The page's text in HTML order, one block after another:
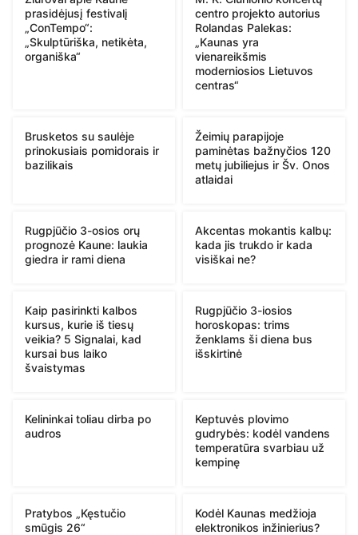
prasidėjusį festivalį
„ConTempo“:
„Skulptūriška, netikėta,
organiška“
centro projekto autorius
Rolandas Palekas:
„Kaunas yra
vienareikšmis
moderniosios Lietuvos
centras“
Brusketos su saulėje
prinokusiais pomidorais ir
bazilikais
Žeimių parapijoje
paminėtas bažnyčios 120
metų jubiliejus ir Šv. Onos
atlaidai
Rugpjūčio 3-osios orų
prognozė Kaune: laukia
giedra ir rami diena
Akcentas mokantis kalbų:
kada jis trukdo ir kada
visiškai ne?
Kaip pasirinkti kalbos
kursus, kurie iš tiesų
veikia? 5 Signalai, kad
kursai bus laiko
švaistymas
Rugpjūčio 3-iosios
horoskopas: trims
ženklams ši diena bus
išskirtinė
Kelininkai toliau dirba po
audros
Keptuvės plovimo
gudrybės: kodėl vandens
temperatūra svarbiau už
kempinę
Pratybos „Kęstučio
smūgis 26“
Kodėl Kaunas medžioja
elektronikos inžinierius?